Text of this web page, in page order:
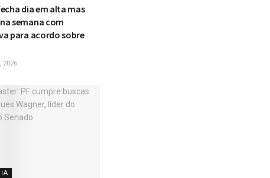
dia em alta mas
semana com
para acordo sobre
2026